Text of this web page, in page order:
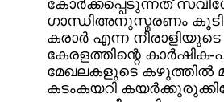
കോര്‍ക്കപ്പെടുന്നത്
ഗാന്ധിഅനുസ്മരണം
കരാര്‍ എന്ന നീരാളിയുടെ
കേരളത്തിന്റെ കാര്‍ഷിക-
മേഖലകളുടെ
കടംകയറി